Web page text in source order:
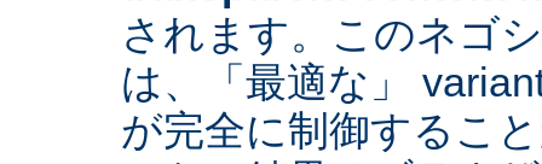
されます。このネゴ
は、「最適な」
が完全に制御するこ